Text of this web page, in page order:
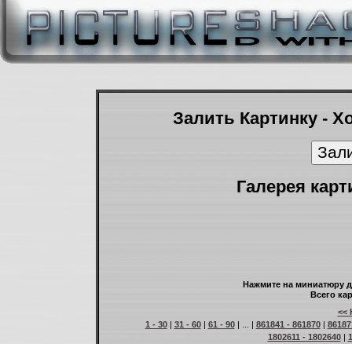
Залить Картинку -
Галерея
Нажмите на миниатюру
Всего
<<
1 - 30| 31 - 60| 61 - 90| ... | 861841 - 861870|
1802611 - 1802640|